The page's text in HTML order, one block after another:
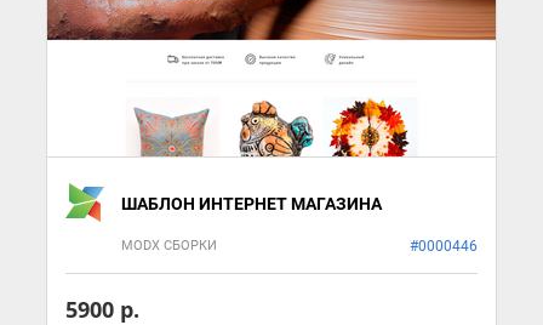
ШАБЛОН ИНТЕРНЕТ МАГАЗИНА
MODX СБОРКИ #0000446
5900 р.